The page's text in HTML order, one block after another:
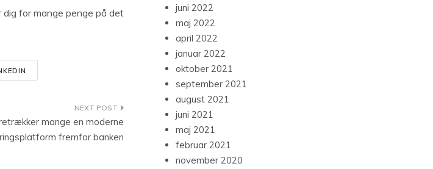
for mange penge på det
mange en moderne
fremfor banken
juni 2022
maj 2022
april 2022
januar 2022
oktober 2021
september 2021
august 2021
juni 2021
maj 2021
februar 2021
november 2020